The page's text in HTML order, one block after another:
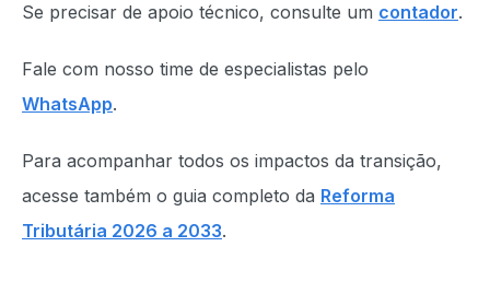
Se precisar de apoio técnico, consulte um contador.
Fale com nosso time de especialistas pelo
WhatsApp.
Para acompanhar todos os impactos da transição,
acesse também o guia completo da Reforma
Tributária 2026 a 2033.